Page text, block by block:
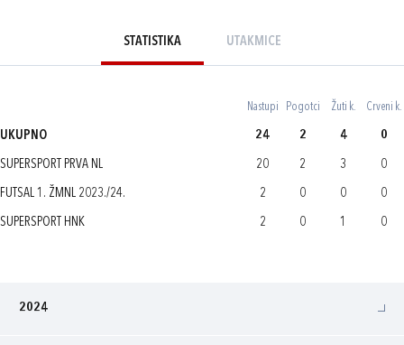
STATISTIKA UTAKMICE
Nastupi Pogotci Žuti k. Crveni k.
UKUPNO 24 2 4 0
SUPERSPORT PRVA NL 20 2 3 0
FUTSAL 1. ŽMNL 2023./24. 2 0 0 0
SUPERSPORT HNK 2 0 1 0
2024